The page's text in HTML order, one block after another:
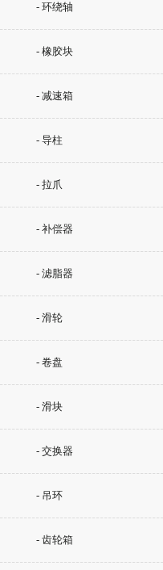
- 环绕轴
- 橡胶块
- 减速箱
- 导柱
- 拉爪
- 补偿器
- 滤脂器
- 滑轮
- 卷盘
- 滑块
- 交换器
- 吊环
- 齿轮箱